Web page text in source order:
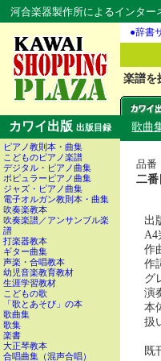
河合楽器製作所によるインタ
●辞書
楽譜を
カワイ出版 出版目録
ピアノ教則本・曲集
こどものピアノ楽譜
デジタル・ピアノ曲集
ポピュラーピアノ曲集
ジャズ・ピアノ曲集
電子オルガン教則本・曲集
吹奏楽教本
吹奏楽譜／アンサンブル楽
譜
打楽器教本
ギター曲集
声楽・合唱教本
幼児音楽教育教材
生涯学習教材
こどもの歌
「歌とあそび」の本
歌曲集
歌集
楽書
大正琴教本
合唱曲集（混声合唱）
歌曲
品番
二番
出
作
作
グ
演
本
扱
既